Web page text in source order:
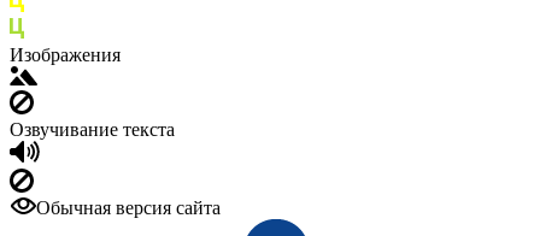
Изображения
Озвучивание текста
Обычная версия сайта